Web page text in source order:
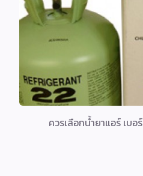
ควรเลือกน้ำยาแอร์ เบ